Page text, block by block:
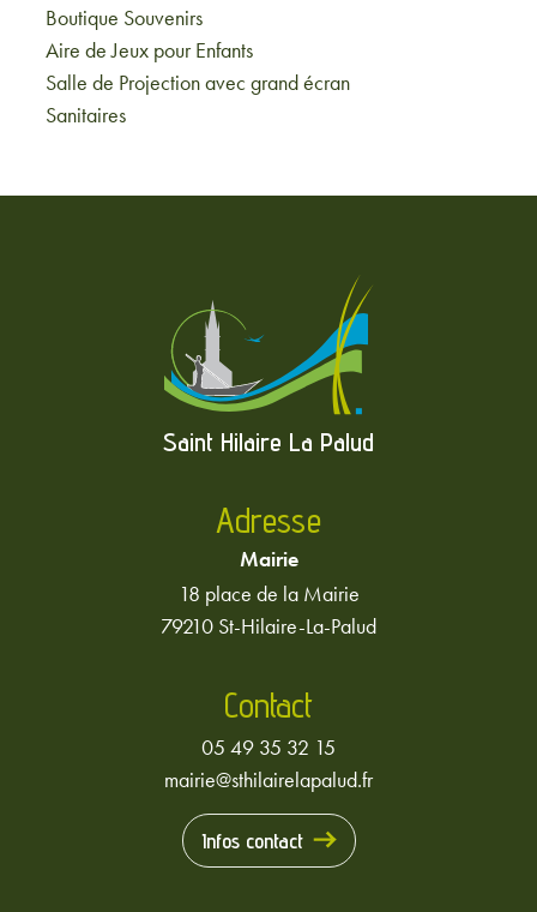
Boutique Souvenirs
Aire de Jeux pour Enfants
Salle de Projection avec grand écran
Sanitaires
Saint Hilaire La Palud
Adresse
Mairie
18 place de la Mairie
79210 St-Hilaire-La-Palud
Contact
05 49 35 32 15
mairie@sthilairelapalud.fr
Infos contact